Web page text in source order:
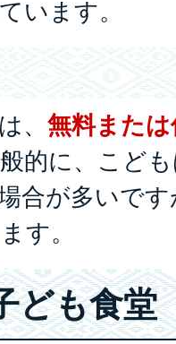
います。
、 無料また
的に、こど
合が多いで
す。
ども食堂